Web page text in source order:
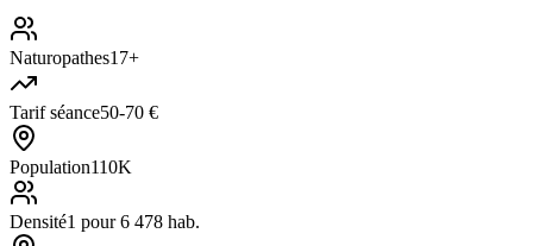
Naturopathes17+
Tarif séance50-70 €
Population110K
Densité1 pour 6 478 hab.